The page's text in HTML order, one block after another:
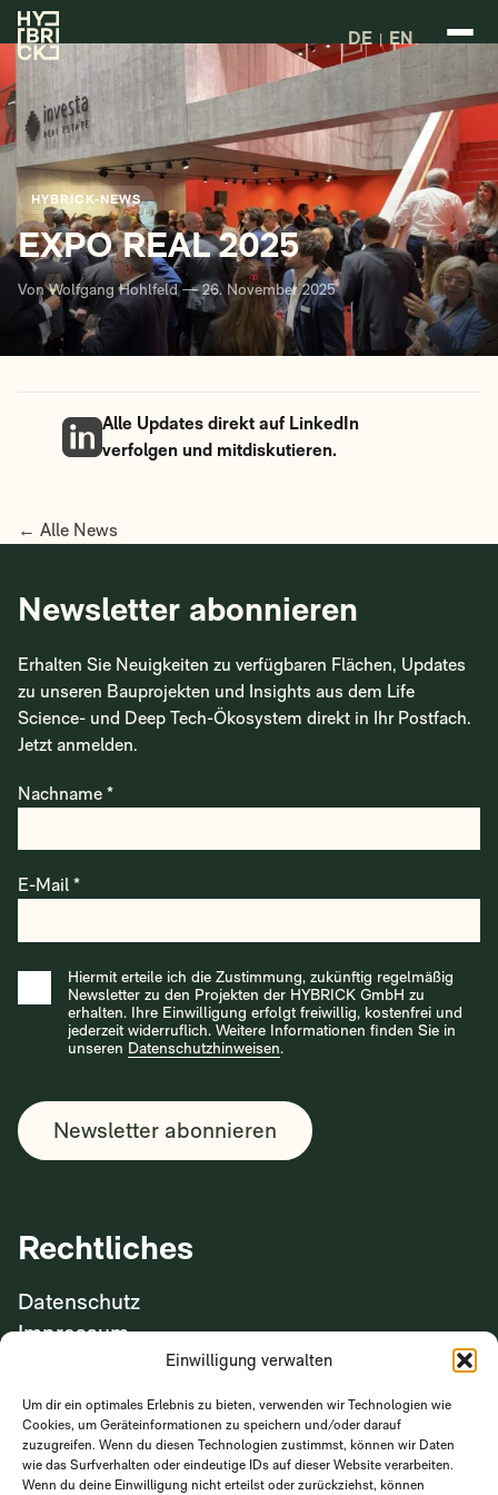
Einwilligung verwalten
Um dir ein optimales Erlebnis zu bieten, verwenden wir Technologien wie
Cookies, um Geräteinformationen zu speichern und/oder darauf
zuzugreifen. Wenn du diesen Technologien zustimmst, können wir Daten
wie das Surfverhalten oder eindeutige IDs auf dieser Website verarbeiten.
Wenn du deine Einwilligung nicht erteilst oder zurückziehst, können
DE EN
HYBRICK-NEWS
EXPO REAL 2025
Von Wolfgang Hohlfeld — 26. November 2025
Alle Updates direkt auf LinkedIn
verfolgen und mitdiskutieren.
← Alle News
Newsletter abonnieren
Erhalten Sie Neuigkeiten zu verfügbaren Flächen, Updates
zu unseren Bauprojekten und Insights aus dem Life
Science- und Deep Tech-Ökosystem direkt in Ihr Postfach.
Jetzt anmelden.
Nachname *
E-Mail *
Hiermit erteile ich die Zustimmung, zukünftig regelmäßig
Newsletter zu den Projekten der HYBRICK GmbH zu
erhalten. Ihre Einwilligung erfolgt freiwillig, kostenfrei und
jederzeit widerruflich. Weitere Informationen finden Sie in
unseren Datenschutzhinweisen.
Rechtliches
Datenschutz
Impressum
Wir freuen uns Sie
kennenzulernen!